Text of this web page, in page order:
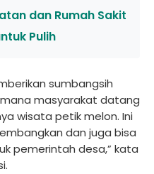
dan Rumah Sakit
Pulih
sumbangsih
masyarakat datang
wisata petik melon. Ini
dan juga bisa
pemerintah desa,” kata